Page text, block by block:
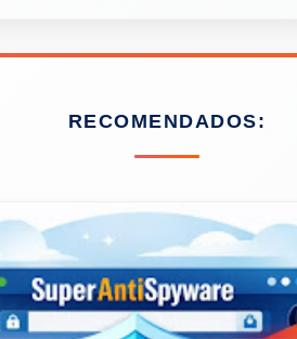
RECOMENDADOS: